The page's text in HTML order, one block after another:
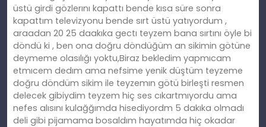
üstü girdi gözlerını kapattı bende kısa süre sonra
kapattım televizyonu bende sırt üstü yatıyordum ,
araadan 20 25 daakıka gectı teyzem bana sırtını öyle bi
döndü ki , ben ona doğru döndüğüm an sikimin götüne
deymeme olasılığı yoktu,Biraz bekledim yapmıcam
etmıcem dedım ama nefsime yenik düştüm teyzeme
doğru döndüm sikim ile teyzemın götü birleşti resmen
delecek gibiydim teyzem hiç ses cıkartmıyordu ama
nefes alısını kulağğımda hisediyordm 5 dakıka olmadı
deli gibi pijamama bosaldım hayatımda hiç okadar